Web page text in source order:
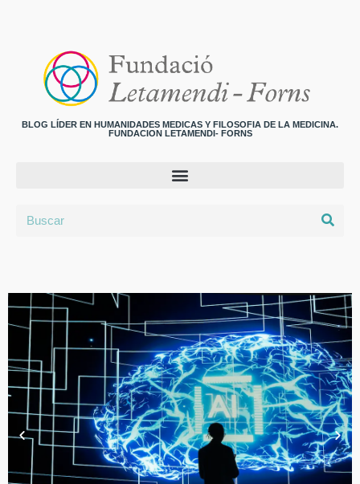
BLOG LÍDER EN HUMANIDADES MEDICAS Y FILOSOFIA DE LA MEDICINA.
FUNDACION LETAMENDI- FORNS